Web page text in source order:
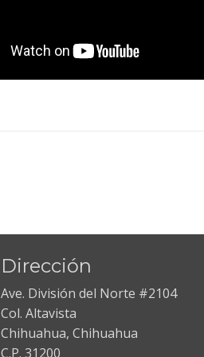
Dirección
Ave. División del Norte #2104
Col. Altavista
Chihuahua, Chihuahua
C.P. 31200